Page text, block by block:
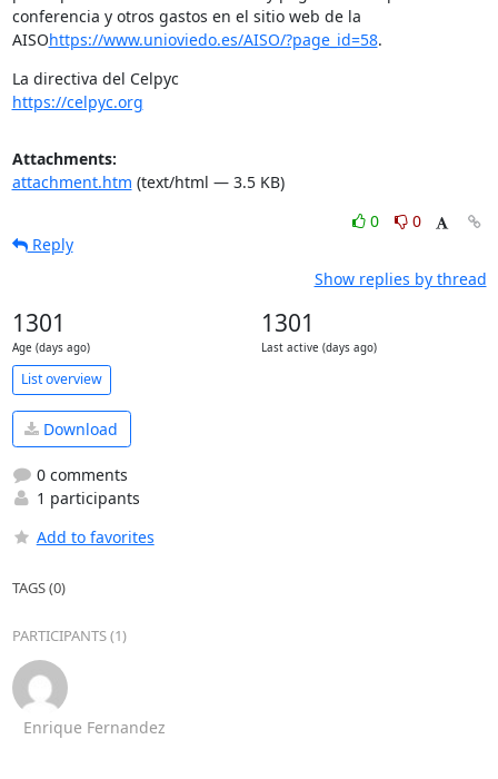
conferencia y otros gastos en el sitio web de la
AISOhttps://www.unioviedo.es/AISO/?page_id=58.
https://celpyc.org
Attachments:
attachment.htm (text/html — 3.5 KB)
0
0
Reply
Show replies by thread
1301
Age (days ago)
1301
Last active (days ago)
List overview
Download
0 comments
1 participants
Add to favorites
TAGS (0)
PARTICIPANTS (1)
Enrique Fernandez